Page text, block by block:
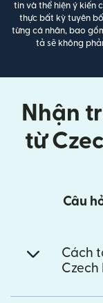
tin và thể hiện ý kiến
thực bất kỳ tuyên
từng cá nhân, bao
tả sẽ không
Nhận
từ
Câu
Cách
Czech